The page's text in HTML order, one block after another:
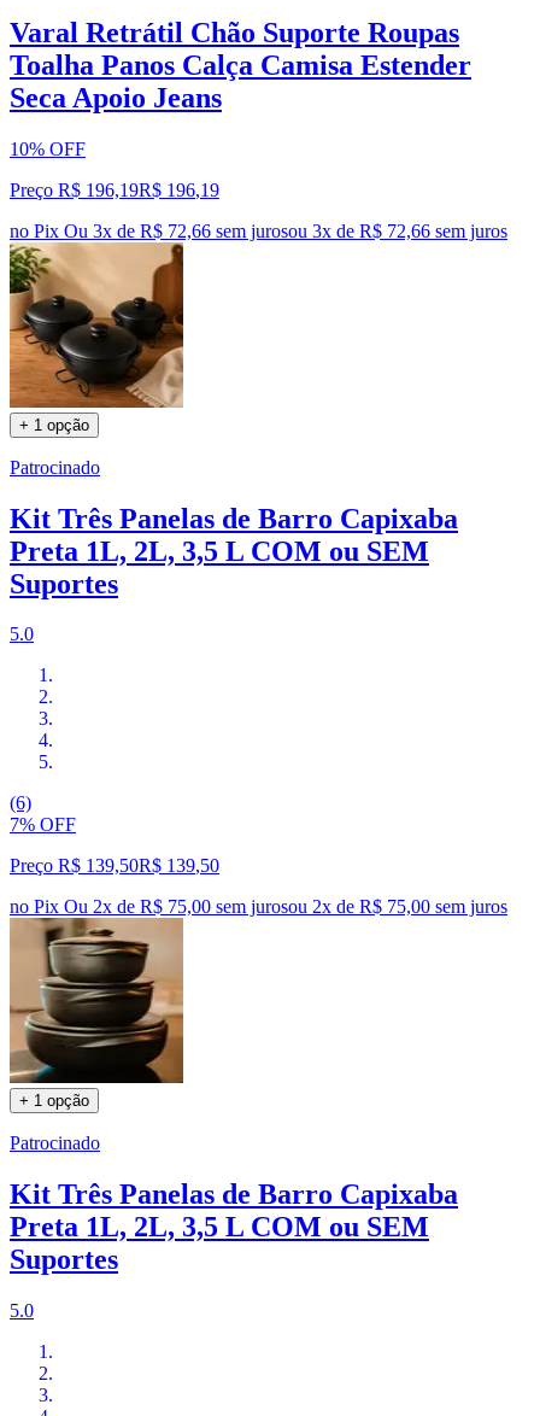
Varal Retrátil Chão Suporte Roupas
Toalha Panos Calça Camisa Estender
Seca Apoio Jeans
10% OFF
Preço R$ 196,19R$ 196,19
no Pix Ou 3x de R$ 72,66 sem jurosou 3x de R$ 72,66 sem juros
+ 1 opção
Patrocinado
Kit Três Panelas de Barro Capixaba
Preta 1L, 2L, 3,5 L COM ou SEM
Suportes
5.0
(6)
7% OFF
Preço R$ 139,50R$ 139,50
no Pix Ou 2x de R$ 75,00 sem jurosou 2x de R$ 75,00 sem juros
+ 1 opção
Patrocinado
Kit Três Panelas de Barro Capixaba
Preta 1L, 2L, 3,5 L COM ou SEM
Suportes
5.0